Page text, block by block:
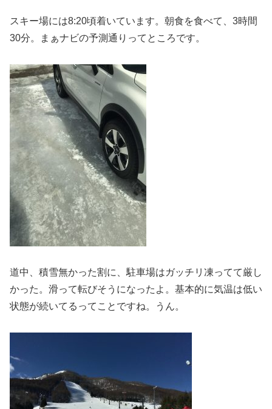
スキー場には8:20頃着いています。朝食を食べて、3時間
30分。まぁナビの予測通りってところです。
道中、積雪無かった割に、駐車場はガッチリ凍ってて厳し
かった。滑って転びそうになったよ。基本的に気温は低い
状態が続いてるってことですね。うん。